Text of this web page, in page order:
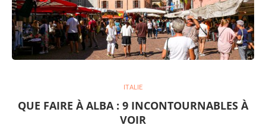
ITALIE
QUE FAIRE À ALBA : 9 INCONTOURNABLES À
VOIR